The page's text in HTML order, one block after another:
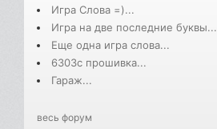
Игра Слова =)...
Игра на две последние буквы...
Еще одна игра слова...
6303с прошивка...
Гараж...
весь форум